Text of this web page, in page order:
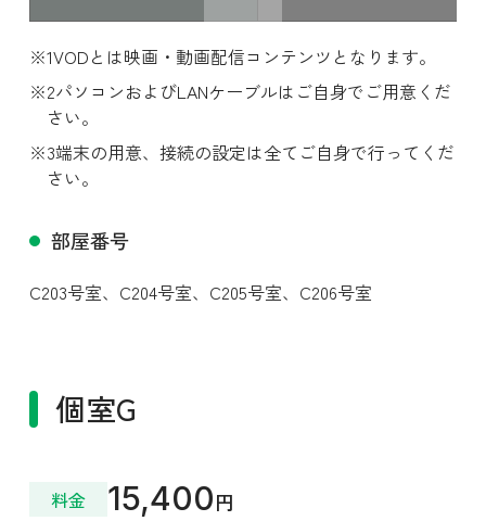
VODとは映画・動画配信コンテンツとなります。
パソコンおよびLANケーブルはご自身でご用意くだ
さい。
端末の用意、接続の設定は全てご自身で行ってくだ
さい。
部屋番号
C203号室、 C204号室、 C205号室、 C206号室
個室G
料金 15,400円